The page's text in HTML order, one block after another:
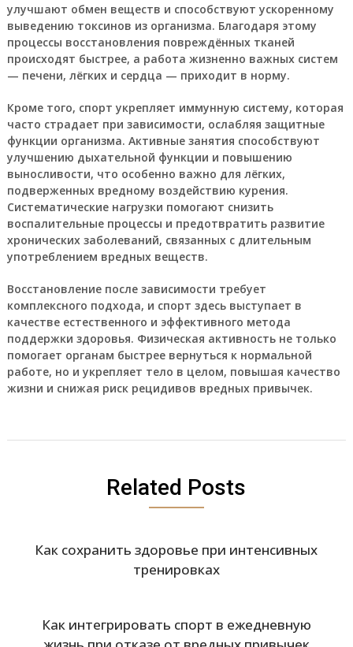
улучшают обмен веществ и способствуют ускоренному
выведению токсинов из организма. Благодаря этому
процессы восстановления повреждённых тканей
происходят быстрее, а работа жизненно важных систем
— печени, лёгких и сердца — приходит в норму.
Кроме того, спорт укрепляет иммунную систему, которая
часто страдает при зависимости, ослабляя защитные
функции организма. Активные занятия способствуют
улучшению дыхательной функции и повышению
выносливости, что особенно важно для лёгких,
подверженных вредному воздействию курения.
Систематические нагрузки помогают снизить
воспалительные процессы и предотвратить развитие
хронических заболеваний, связанных с длительным
употреблением вредных веществ.
Восстановление после зависимости требует
комплексного подхода, и спорт здесь выступает в
качестве естественного и эффективного метода
поддержки здоровья. Физическая активность не только
помогает органам быстрее вернуться к нормальной
работе, но и укрепляет тело в целом, повышая качество
жизни и снижая риск рецидивов вредных привычек.
Related Posts
Как сохранить здоровье при интенсивных
тренировках
Как интегрировать спорт в ежедневную